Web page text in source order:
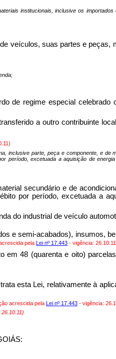
institucionais, inclusive os
veículos, suas partes e peças,
de regime especial celebrado
a outro contribuinte
inclusive parte, peça e componente, e de
período, excetuada a aquisição de
secundário e de
por período, excetuada a
do industrial de veículo
e semi-acabados), insumos,
pela Lei nº 17.443 - vigência:
em 48 (quarenta e oito)
esta Lei, relativamente à
acrescida pela Lei nº 17.443- vigência: